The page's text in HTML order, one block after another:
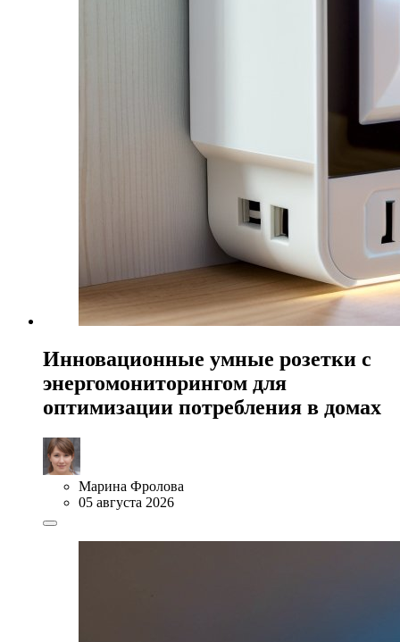
Инновационные умные розетки с
энергомониторингом для
оптимизации потребления в домах
Марина Фролова
05 августа 2026